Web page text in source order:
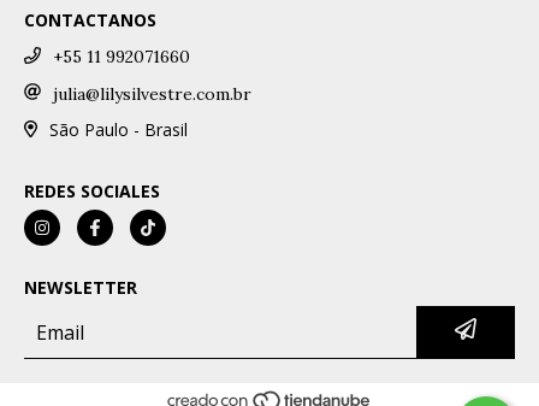
CONTACTANOS
+55 11 992071660
julia@lilysilvestre.com.br
São Paulo - Brasil
REDES SOCIALES
NEWSLETTER